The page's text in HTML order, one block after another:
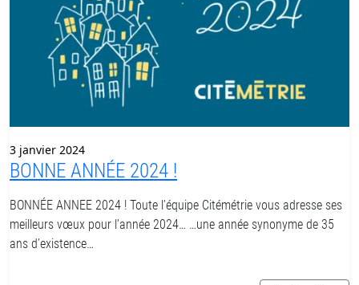
3 janvier 2024
BONNE ANNÉE 2024 !
BONNÉE ANNEE 2024 ! Toute l’équipe Citémétrie vous adresse ses
meilleurs vœux pour l’année 2024… …une année synonyme de 35
ans d’existence…